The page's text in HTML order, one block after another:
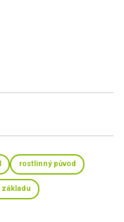
rostlinný původ